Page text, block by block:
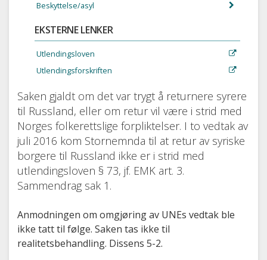
Saken gjaldt om det var trygt å returnere syrere
til Russland, eller om retur vil være i strid med
Norges folkerettslige forpliktelser. I to vedtak av
juli 2016 kom Stornemnda til at retur av syriske
borgere til Russland ikke er i strid med
utlendingsloven § 73, jf. EMK art. 3.
Sammendrag sak 1.
Anmodningen om omgjøring av UNEs vedtak ble
ikke tatt til følge. Saken tas ikke til
realitetsbehandling. Dissens 5-2.
Beskyttelse/asyl
EKSTERNE LENKER
Utlendingsloven
Utlendingsforskriften